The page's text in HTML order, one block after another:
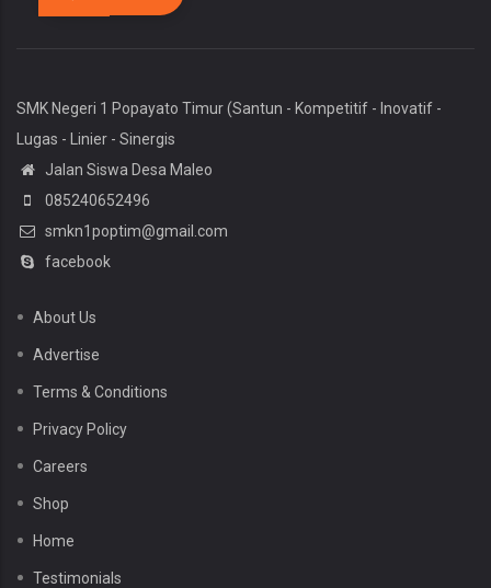
SMK Negeri 1 Popayato Timur (Santun - Kompetitif - Inovatif -
Lugas - Linier - Sinergis
Jalan Siswa Desa Maleo
085240652496
smkn1poptim@gmail.com
facebook
About Us
Advertise
Terms & Conditions
Privacy Policy
Careers
Shop
Home
Testimonials